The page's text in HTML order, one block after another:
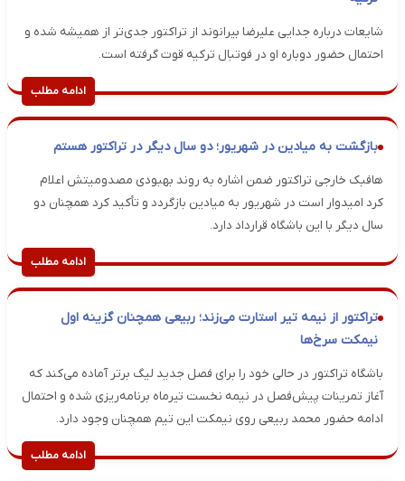
شایعات درباره جدایی علیرضا بیرانوند از تراکتور جدی‌تر از همیشه شده و
احتمال حضور دوباره او در فوتبال ترکیه قوت گرفته است.
ادامه مطلب
بازگشت به میادین در شهریور؛ دو سال دیگر در تراکتور هستم
هافبک خارجی تراکتور ضمن اشاره به روند بهبودی مصدومیتش اعلام
کرد امیدوار است در شهریور به میادین بازگردد و تأکید کرد همچنان دو
سال دیگر با این باشگاه قرارداد دارد.
ادامه مطلب
تراکتور از نیمه تیر استارت می‌زند؛ ربیعی همچنان گزینه اول
نیمکت سرخ‌ها
باشگاه تراکتور در حالی خود را برای فصل جدید لیگ برتر آماده می‌کند که
آغاز تمرینات پیش‌فصل در نیمه نخست تیرماه برنامه‌ریزی شده و احتمال
ادامه حضور محمد ربیعی روی نیمکت این تیم همچنان وجود دارد.
ادامه مطلب